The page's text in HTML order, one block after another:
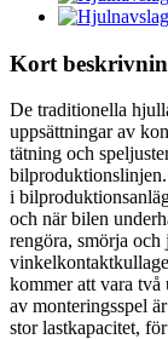
Kort
De traditionella
uppsättningar av
tätning och
i
och när bilen
rengöra, smörja och
kommer att vara två
av monteringsspel
stor lastkapacitet,